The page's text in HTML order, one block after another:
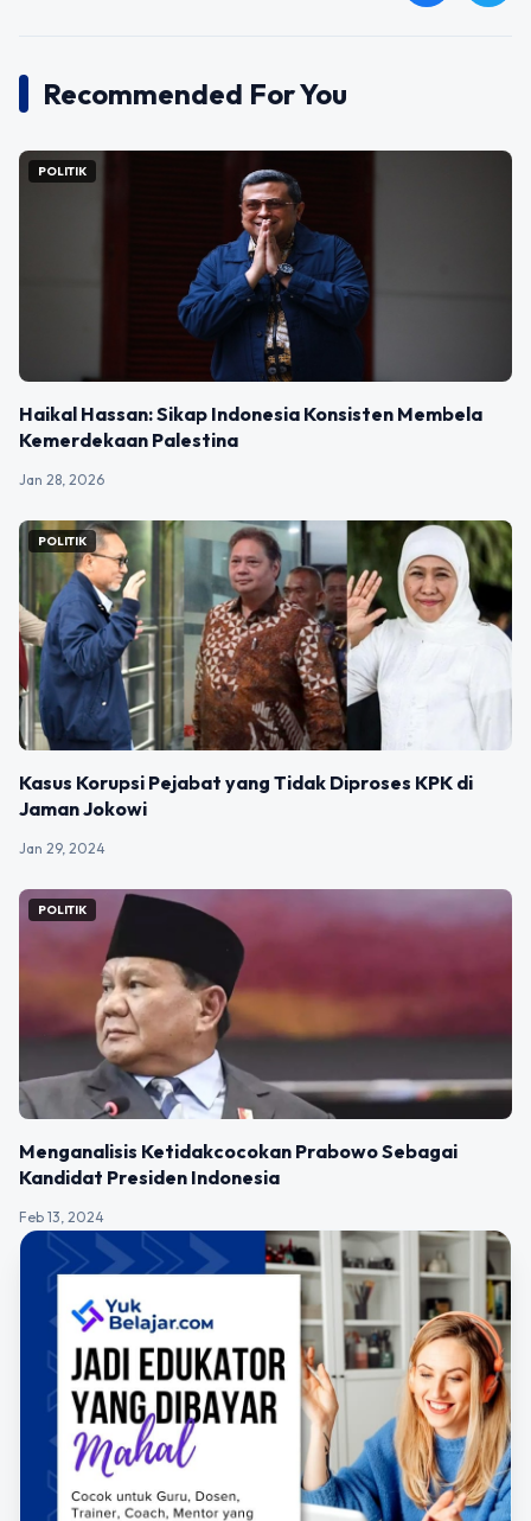
Recommended For You
POLITIK
Haikal Hassan: Sikap Indonesia Konsisten Membela
Kemerdekaan Palestina
Jan 28, 2026
POLITIK
Kasus Korupsi Pejabat yang Tidak Diproses KPK di
Jaman Jokowi
Jan 29, 2024
POLITIK
Menganalisis Ketidakcocokan Prabowo Sebagai
Kandidat Presiden Indonesia
Feb 13, 2024